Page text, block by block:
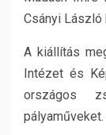
Csányi László
A kiállítás
Intézet és
országos